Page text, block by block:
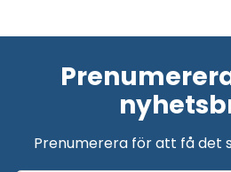
Prenumerera för att få det